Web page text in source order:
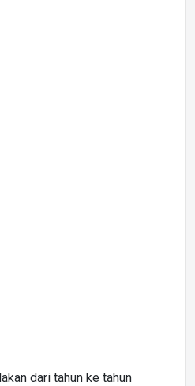
dari tahun ke tahun